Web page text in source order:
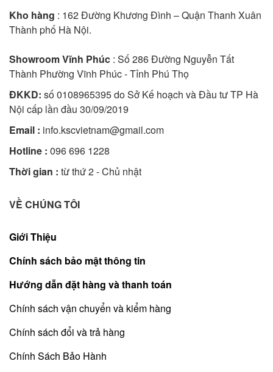
Kho hàng : 162 Đường Khương Đình – Quận Thanh Xuân
Thành phố Hà Nội.
Showroom Vĩnh Phúc : Số 286 Đường Nguyễn Tất
Thành Phường Vĩnh Phúc - Tỉnh Phú Thọ
ĐKKD: số 0108965395 do Sở Kế hoạch và Đầu tư TP Hà
Nội cấp lần đầu 30/09/2019
Email : info.kscvietnam@gmail.com
Hotline : 096 696 1228
Thời gian : từ thứ 2 - Chủ nhật
VỀ CHÚNG TÔI
Giới Thiệu
Chính sách bảo mật thông tin
Hướng dẫn đặt hàng và thanh toán
Chính sách vận chuyển và kiểm hàng
Chính sách đổi và trả hàng
Chính Sách Bảo Hành